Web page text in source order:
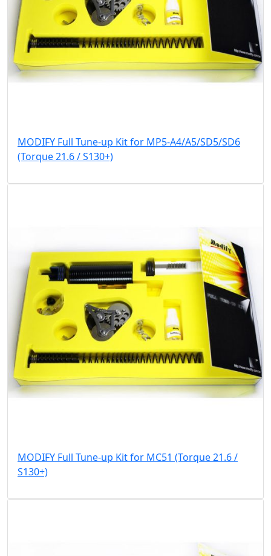
MODIFY Full Tune-up Kit for MP5-A4/A5/SD5/SD6
(Torque 21.6 / S130+)
MODIFY Full Tune-up Kit for MC51 (Torque 21.6 /
S130+)